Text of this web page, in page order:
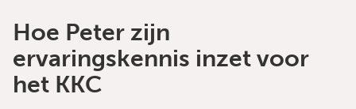
Hoe Peter zijn
ervaringskennis inzet voor
het KKC